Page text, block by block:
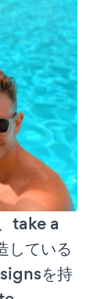
take a
している
を持